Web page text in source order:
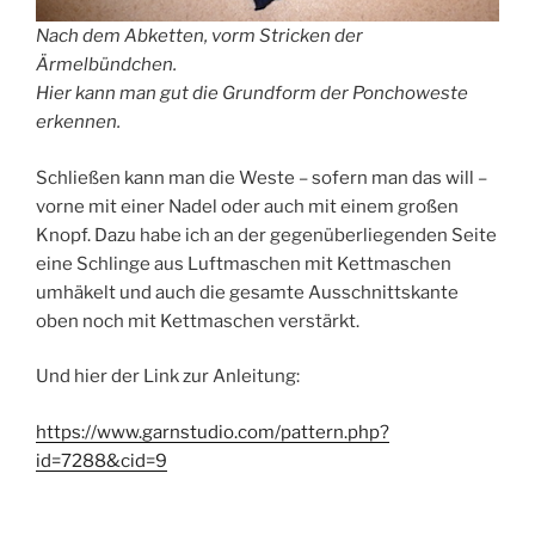
Nach dem Abketten, vorm Stricken der
Ärmelbündchen.
Hier kann man gut die Grundform der Ponchoweste
erkennen.
Schließen kann man die Weste – sofern man das will –
vorne mit einer Nadel oder auch mit einem großen
Knopf. Dazu habe ich an der gegenüberliegenden Seite
eine Schlinge aus Luftmaschen mit Kettmaschen
umhäkelt und auch die gesamte Ausschnittskante
oben noch mit Kettmaschen verstärkt.
Und hier der Link zur Anleitung:
https://www.garnstudio.com/pattern.php?
id=7288&cid=9